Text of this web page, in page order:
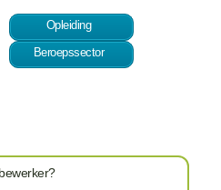
Opleiding
Beroepssector